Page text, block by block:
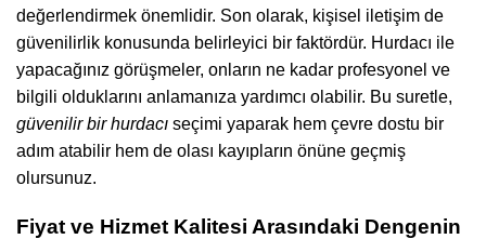
değerlendirmek önemlidir. Son olarak, kişisel iletişim de
güvenilirlik konusunda belirleyici bir faktördür. Hurdacı ile
yapacağınız görüşmeler, onların ne kadar profesyonel ve
bilgili olduklarını anlamanıza yardımcı olabilir. Bu suretle,
güvenilir bir hurdacı seçimi yaparak hem çevre dostu bir
adım atabilir hem de olası kayıpların önüne geçmiş
olursunuz.
Fiyat ve Hizmet Kalitesi Arasındaki Dengenin